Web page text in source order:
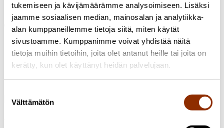
tukemiseen ja kävijämäärämme analysoimiseen. Lisäksi
jaamme sosiaalisen median, mainosalan ja analytiikka-
alan kumppaneillemme tietoja siitä, miten käytät
sivustoamme. Kumppanimme voivat yhdistää näitä
tietoja muihin tietoihin, joita olet antanut heille tai joita on
kerätty, kun olet käyttänyt heidän palvelujaan.
valinta
Välttämätön
Katja Oksanen-Särelä Tutkija, VTM, LuK Profiili
Tutustu myös näihin hankkeisiin
2016 - 2019
Hallituksen kärkihanke: Prosenttitaiteen
periaatteen laajentaminen